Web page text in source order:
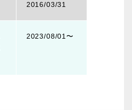
2016/03/31
2023/08/01〜